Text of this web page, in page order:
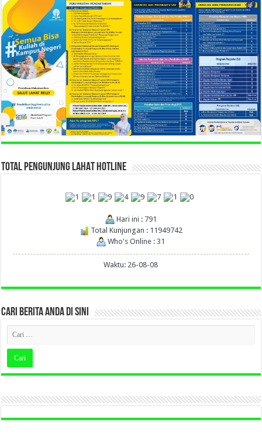
TOTAL PENGUNJUNG LAHAT HOTLINE
Hari ini : 791
Total Kunjungan : 11949742
Who's Online : 31
Waktu: 26-08-08
CARI BERITA ANDA DI SINI